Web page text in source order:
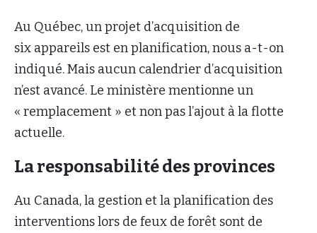
Au Québec, un projet d’acquisition de
six appareils est en planification, nous a-t-on
indiqué. Mais aucun calendrier d’acquisition
n’est avancé. Le ministère mentionne un
« remplacement » et non pas l’ajout à la flotte
actuelle.
La responsabilité des provinces
Au Canada, la gestion et la planification des
interventions lors de feux de forêt sont de